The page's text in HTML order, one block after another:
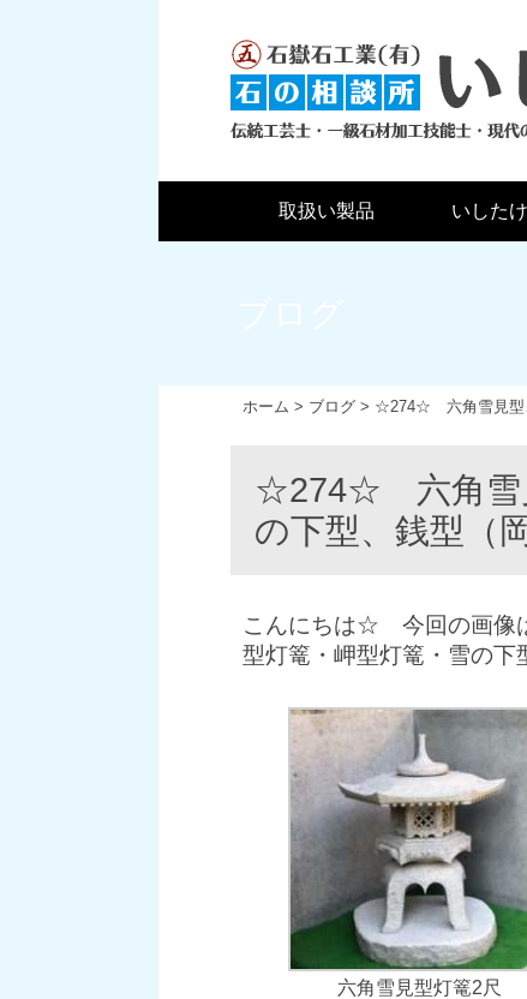
取扱い製品 いした
ホーム > ブログ > ☆274☆ 六角雪見型、
☆274☆ 六角雪
の下型、銭型（
こんにちは☆ 今回の画像
型灯篭・岬型灯篭・雪の
六角雪見型灯篭2尺